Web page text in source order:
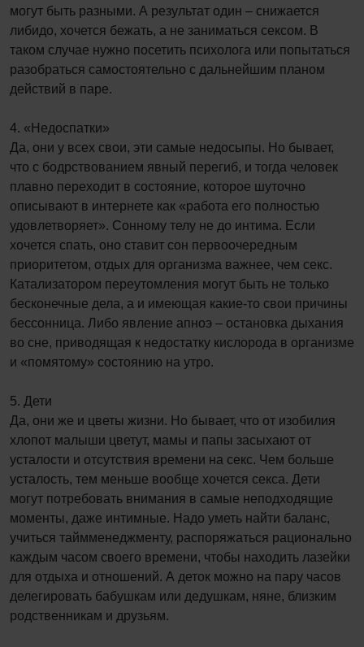
могут быть разными. А результат один – снижается
либидо, хочется бежать, а не заниматься сексом. В
таком случае нужно посетить психолога или попытаться
разобраться самостоятельно с дальнейшим планом
действий в паре.
4. «Недоспатки»
Да, они у всех свои, эти самые недосыпы. Но бывает,
что с бодрствованием явный перегиб, и тогда человек
плавно переходит в состояние, которое шуточно
описывают в интернете как «работа его полностью
удовлетворяет». Сонному телу не до интима. Если
хочется спать, оно ставит сон первоочередным
приоритетом, отдых для организма важнее, чем секс.
Катализатором переутомления могут быть не только
бесконечные дела, а и имеющая какие-то свои причины
бессонница. Либо явление апноэ – остановка дыхания
во сне, приводящая к недостатку кислорода в организме
и «помятому» состоянию на утро.
5. Дети
Да, они же и цветы жизни. Но бывает, что от изобилия
хлопот малыши цветут, мамы и папы засыхают от
усталости и отсутствия времени на секс. Чем больше
усталость, тем меньше вообще хочется секса. Дети
могут потребовать внимания в самые неподходящие
моменты, даже интимные. Надо уметь найти баланс,
учиться таймменеджменту, распоряжаться рационально
каждым часом своего времени, чтобы находить лазейки
для отдыха и отношений. А деток можно на пару часов
делегировать бабушкам или дедушкам, няне, близким
родственникам и друзьям.